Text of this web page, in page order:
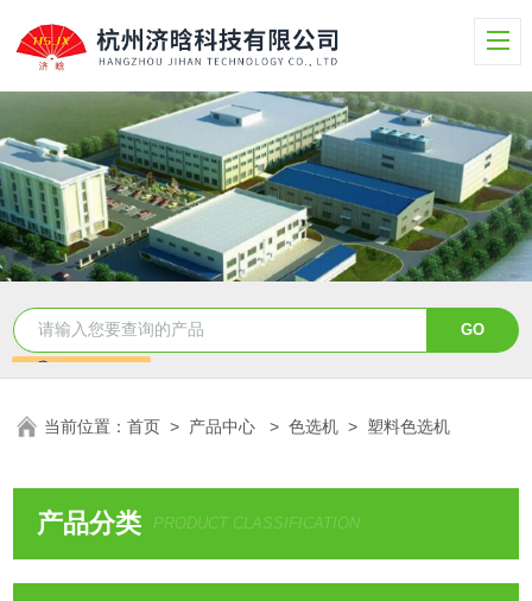
当前位置：首页 > 产品中心 >色选机 > 塑料色选机
产品分类 PRODUCT CLASSIFICATION